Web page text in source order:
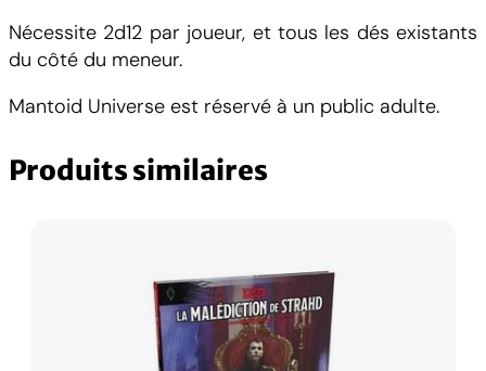
Nécessite 2d12 par joueur, et tous les dés existants
du côté du meneur.
Mantoid Universe est réservé à un public adulte.
Produits similaires